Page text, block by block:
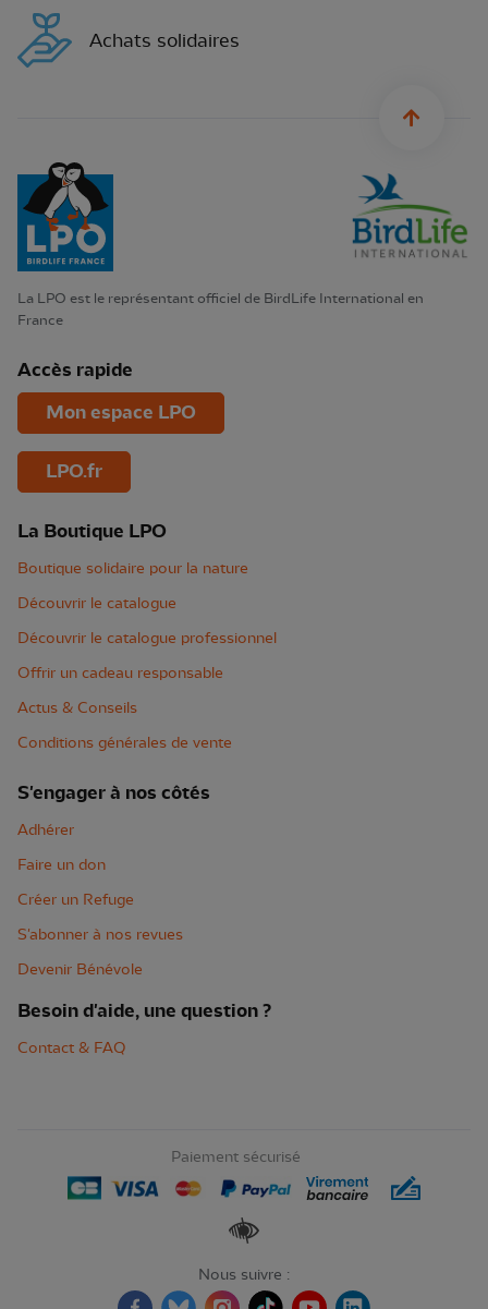
Achats solidaires
La LPO est le représentant officiel de BirdLife International en
France
Accès rapide
Mon espace LPO
LPO.fr
La Boutique LPO
Boutique solidaire pour la nature
Découvrir le catalogue
Découvrir le catalogue professionnel
Offrir un cadeau responsable
Actus & Conseils
Conditions générales de vente
S'engager à nos côtés
Adhérer
Faire un don
Créer un Refuge
S'abonner à nos revues
Devenir Bénévole
Besoin d'aide, une question ?
Contact & FAQ
Paiement sécurisé
Renforcer les contrastes
Nous suivre :